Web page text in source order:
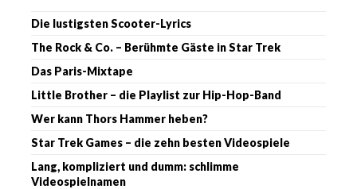
Die lustigsten Scooter-Lyrics
The Rock & Co. – Berühmte Gäste in Star Trek
Das Paris-Mixtape
Little Brother – die Playlist zur Hip-Hop-Band
Wer kann Thors Hammer heben?
Star Trek Games – die zehn besten Videospiele
Lang, kompliziert und dumm: schlimme
Videospielnamen